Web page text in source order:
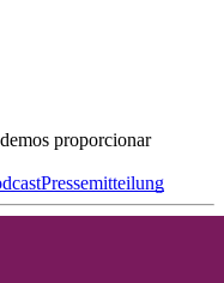
proporcionar
Pressemitteilung